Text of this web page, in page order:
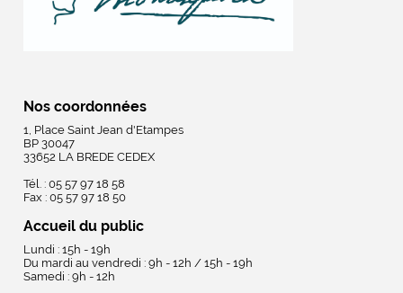
Nos coordonnées
1, Place Saint Jean d'Etampes
BP 30047
33652 LA BREDE CEDEX
Tél. : 05 57 97 18 58
Fax : 05 57 97 18 50
Accueil du public
Lundi : 15h - 19h
Du mardi au vendredi : 9h - 12h / 15h - 19h
Samedi : 9h - 12h